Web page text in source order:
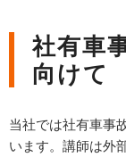
社有車
向けて
当社では社有車事
います。講師は外